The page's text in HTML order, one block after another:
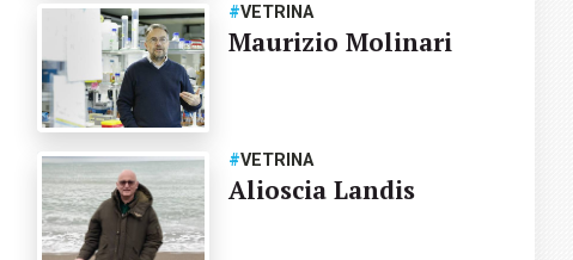
#VETRINA
Maurizio Molinari
#VETRINA
Alioscia Landis